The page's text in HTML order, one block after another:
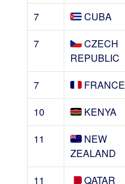
7
CUBA
7
CZECH
REPUBLIC
7 FRANCE
10
KENYA
11
NEW
ZEALAND
11 QATAR